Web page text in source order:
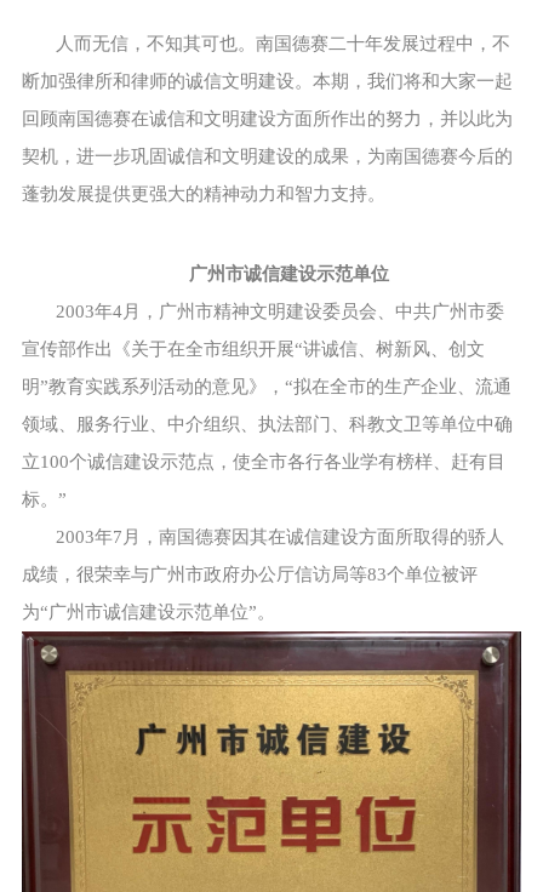
人而无信，不知其可也。南国德赛二十年发展过程中，不
断加强律所和律师的诚信文明建设。本期，我们将和大家一起
回顾南国德赛在诚信和文明建设方面所作出的努力，并以此为
契机，进一步巩固诚信和文明建设的成果，为南国德赛今后的
蓬勃发展提供更强大的精神动力和智力支持。
广州市诚信建设示范单位
2003年4月，广州市精神文明建设委员会、中共广州市委
宣传部作出《关于在全市组织开展“讲诚信、树新风、创文
明”教育实践系列活动的意见》，“拟在全市的生产企业、流通
领域、服务行业、中介组织、执法部门、科教文卫等单位中确
立100个诚信建设示范点，使全市各行各业学有榜样、赶有目
标。”
2003年7月，南国德赛因其在诚信建设方面所取得的骄人
成绩，很荣幸与广州市政府办公厅信访局等83个单位被评
为“广州市诚信建设示范单位”。